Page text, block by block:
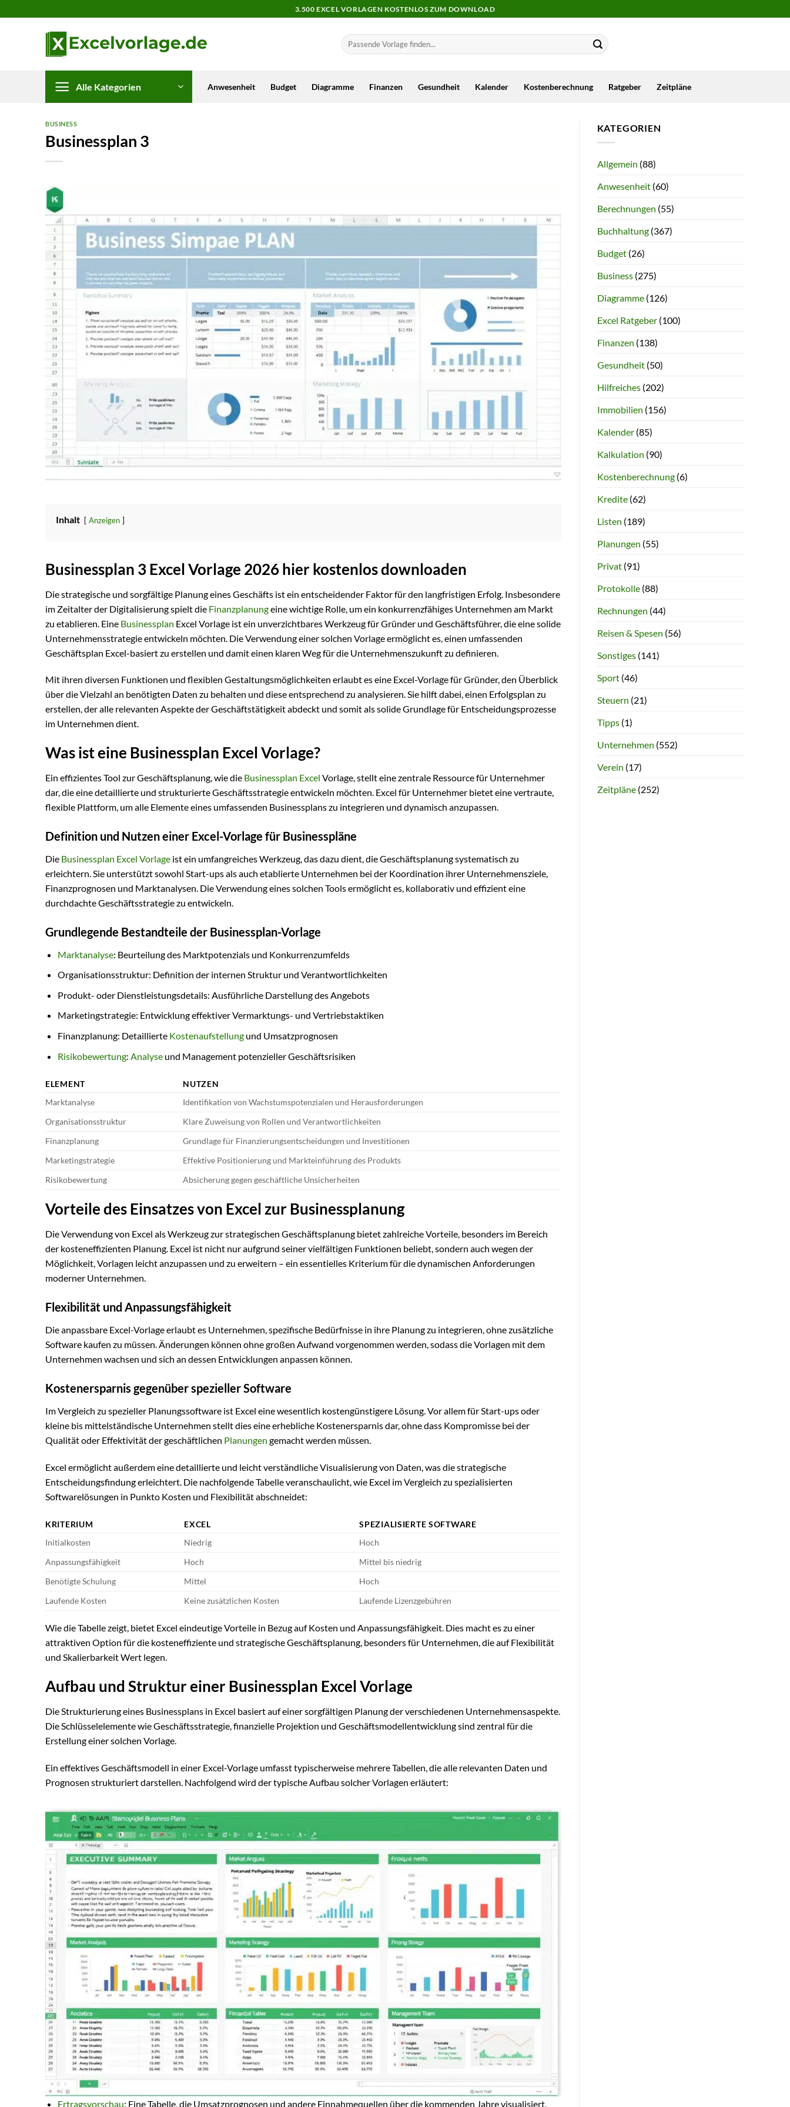
Inhalt
3.500 EXCEL VORLAGEN KOSTENLOS ZUM DOWNLOAD
Alle Kategorien Anwesenheit Budget Diagramme Finanzen Gesundheit Kalender Kostenberechnung Ratgeber Zeitpläne
BUSINESS
Businessplan 3
Inhalt Anzeigen
Businessplan 3 Excel Vorlage 2026 hier kostenlos downloaden
Die strategische und sorgfältige Planung eines Geschäfts ist ein entscheidender Faktor für den langfristigen Erfolg. Insbesondere
im Zeitalter der Digitalisierung spielt die Finanzplanungeine wichtige Rolle, um ein konkurrenzfähiges Unternehmen am Markt
zu etablieren. Eine Businessplan Excel Vorlage ist ein unverzichtbares Werkzeug für Gründer und Geschäftsführer, die eine solide
Unternehmensstrategie entwickeln möchten. Die Verwendung einer solchen Vorlage ermöglicht es, einen umfassenden
Geschäftsplan Excel-basiert zu erstellen und damit einen klaren Weg für die Unternehmenszukunft zu definieren.
Mit ihren diversen Funktionen und flexiblen Gestaltungsmöglichkeiten erlaubt es eine Excel-Vorlage für Gründer, den Überblick
über die Vielzahl an benötigten Daten zu behalten und diese entsprechend zu analysieren. Sie hilft dabei, einen Erfolgsplan zu
erstellen, der alle relevanten Aspekte der Geschäftstätigkeit abdeckt und somit als solide Grundlage für Entscheidungsprozesse
im Unternehmen dient.
Was ist eine Businessplan Excel Vorlage?
Ein effizientes Tool zur Geschäftsplanung, wie die Businessplan Excel Vorlage, stellt eine zentrale Ressource für Unternehmer
dar, die eine detaillierte und strukturierte Geschäftsstrategie entwickeln möchten. Excel für Unternehmer bietet eine vertraute,
flexible Plattform, um alle Elemente eines umfassenden Businessplans zu integrieren und dynamisch anzupassen.
Definition und Nutzen einer Excel-Vorlage für Businesspläne
Die Businessplan Excel Vorlage ist ein umfangreiches Werkzeug, das dazu dient, die Geschäftsplanung systematisch zu
erleichtern. Sie unterstützt sowohl Start-ups als auch etablierte Unternehmen bei der Koordination ihrer Unternehmensziele,
Finanzprognosen und Marktanalysen. Die Verwendung eines solchen Tools ermöglicht es, kollaborativ und effizient eine
durchdachte Geschäftsstrategie zu entwickeln.
Grundlegende Bestandteile der Businessplan-Vorlage
Marktanalyse: Beurteilung des Marktpotenzials und Konkurrenzumfelds
Organisationsstruktur: Definition der internen Struktur und Verantwortlichkeiten
Produkt- oder Dienstleistungsdetails: Ausführliche Darstellung des Angebots
Marketingstrategie: Entwicklung effektiver Vermarktungs- und Vertriebstaktiken
Finanzplanung: Detaillierte Kostenaufstellungund Umsatzprognosen
Risikobewertung: Analyseund Management potenzieller Geschäftsrisiken
ELEMENT
NUTZEN
Marktanalyse
Identifikation von Wachstumspotenzialen und Herausforderungen
Organisationsstruktur
Klare Zuweisung von Rollen und Verantwortlichkeiten
Finanzplanung
Grundlage für Finanzierungsentscheidungen und Investitionen
Marketingstrategie
Effektive Positionierung und Markteinführung des Produkts
Risikobewertung
Absicherung gegen geschäftliche Unsicherheiten
Vorteile des Einsatzes von Excel zur Businessplanung
Die Verwendung von Excel als Werkzeug zur strategischen Geschäftsplanung bietet zahlreiche Vorteile, besonders im Bereich
der kosteneffizienten Planung. Excel ist nicht nur aufgrund seiner vielfältigen Funktionen beliebt, sondern auch wegen der
Möglichkeit, Vorlagen leicht anzupassen und zu erweitern – ein essentielles Kriterium für die dynamischen Anforderungen
moderner Unternehmen.
Flexibilität und Anpassungsfähigkeit
Die anpassbare Excel-Vorlage erlaubt es Unternehmen, spezifische Bedürfnisse in ihre Planung zu integrieren, ohne zusätzliche
Software kaufen zu müssen. Änderungen können ohne großen Aufwand vorgenommen werden, sodass die Vorlagen mit dem
Unternehmen wachsen und sich an dessen Entwicklungen anpassen können.
Kostenersparnis gegenüber spezieller Software
Im Vergleich zu spezieller Planungssoftware ist Excel eine wesentlich kostengünstigere Lösung. Vor allem für Start-ups oder
kleine bis mittelständische Unternehmen stellt dies eine erhebliche Kostenersparnis dar, ohne dass Kompromisse bei der
Qualität oder Effektivität der geschäftlichen Planungen gemacht werden müssen.
Excel ermöglicht außerdem eine detaillierte und leicht verständliche Visualisierung von Daten, was die strategische
Entscheidungsfindung erleichtert. Die nachfolgende Tabelle veranschaulicht, wie Excel im Vergleich zu spezialisierten
Softwarelösungen in Punkto Kosten und Flexibilität abschneidet:
KRITERIUM EXCEL
SPEZIALISIERTE SOFTWARE
Initialkosten
Niedrig
Hoch
Anpassungsfähigkeit
Hoch
Mittel bis niedrig
Benötigte Schulung
Mittel
Hoch
Laufende Kosten
Keine zusätzlichen Kosten Laufende Lizenzgebühren
Wie die Tabelle zeigt, bietet Excel eindeutige Vorteile in Bezug auf Kosten und Anpassungsfähigkeit. Dies macht es zu einer
attraktiven Option für die kosteneffiziente und strategische Geschäftsplanung, besonders für Unternehmen, die auf Flexibilität
und Skalierbarkeit Wert legen.
Aufbau und Struktur einer Businessplan Excel Vorlage
Die Strukturierung eines Businessplans in Excel basiert auf einer sorgfältigen Planung der verschiedenen Unternehmensaspekte.
Die Schlüsselelemente wie Geschäftsstrategie, finanzielle Projektion und Geschäftsmodellentwicklung sind zentral für die
Erstellung einer solchen Vorlage.
Ein effektives Geschäftsmodell in einer Excel-Vorlage umfasst typischerweise mehrere Tabellen, die alle relevanten Daten und
Prognosen strukturiert darstellen. Nachfolgend wird der typische Aufbau solcher Vorlagen erläutert:
Ertragsvorschau: Eine Tabelle, die Umsatzprognosen und andere Einnahmequellen über die kommenden Jahre visualisiert.
KATEGORIEN
Allgemein (88)
Anwesenheit(60)
Berechnungen (55)
Buchhaltung(367)
Budget(26)
Business(275)
Diagramme(126)
Excel Ratgeber(100)
Finanzen (138)
Gesundheit(50)
Hilfreiches(202)
Immobilien (156)
Kalender(85)
Kalkulation (90)
Kostenberechnung(6)
Kredite(62)
Listen (189)
Planungen (55)
Privat(91)
Protokolle(88)
Rechnungen (44)
Reisen & Spesen (56)
Sonstiges(141)
Sport(46)
Steuern (21)
Tipps(1)
Unternehmen (552)
Verein (17)
Zeitpläne(252)